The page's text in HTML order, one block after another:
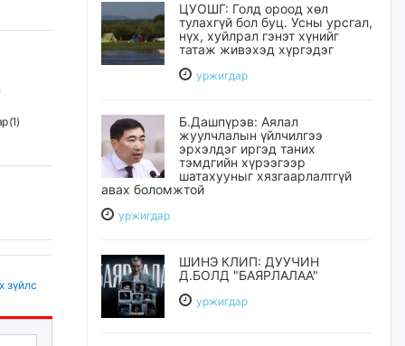
(1)
зүйлс
ЦУОШГ: Голд ороод хөл
тулахгүй бол буц. Усны урсгал,
нүх, хуйлрал гэнэт хүнийг
татаж живэхэд хүргэдэг
уржигдар
Б.Дашпүрэв: Аялал
жуулчлалын үйлчилгээ
эрхэлдэг иргэд таних
тэмдгийн хүрээгээр
шатахууныг хязгаарлалтгүй
авах боломжтой
уржигдар
ШИНЭ КЛИП: ДУУЧИН
Д.БОЛД "БАЯРЛАЛАА"
уржигдар